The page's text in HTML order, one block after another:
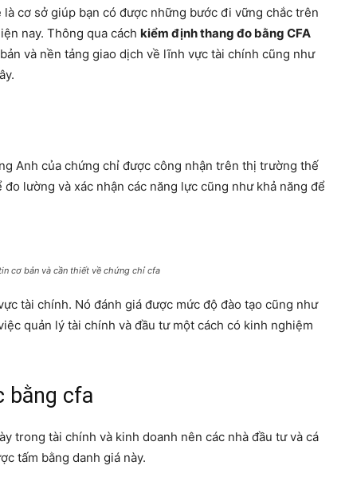
là cơ sở giúp bạn có được những bước đi vững chắc trên
nay. Thông qua cách kiểm định thang đo bằng CFA
và nền tảng giao dịch về lĩnh vực tài chính cũng như
Anh của chứng chỉ được công nhận trên thị trường thế
lường và xác nhận các năng lực cũng như khả năng để
cơ bản và cần thiết về chứng chỉ cfa
tài chính. Nó đánh giá được mức độ đào tạo cũng như
quản lý tài chính và đầu tư một cách có kinh nghiệm
bằng cfa
trong tài chính và kinh doanh nên các nhà đầu tư và cá
tấm bằng danh giá này.